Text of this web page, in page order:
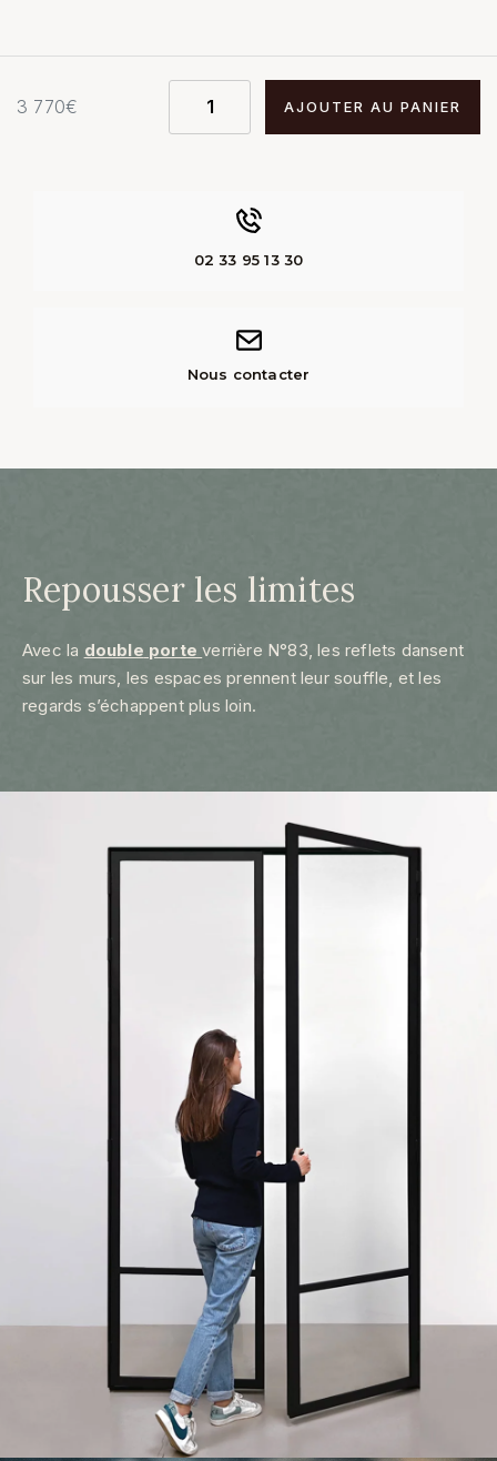
3 770€ AJOUTER AU PANIER
02 33 95 13 30
Nous contacter
Repousser les limites
Avec la double porteverrière N°83, les reflets dansent
sur les murs, les espaces prennent leur souffle, et les
regards s’échappent plus loin.